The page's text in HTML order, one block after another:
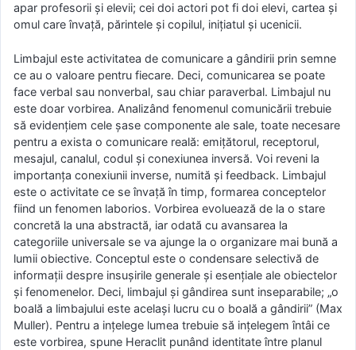
apar profesorii şi elevii; cei doi actori pot fi doi elevi, cartea şi
omul care învaţă, părintele şi copilul, iniţiatul şi ucenicii.
Limbajul este activitatea de comunicare a gândirii prin semne
ce au o valoare pentru fiecare. Deci, comunicarea se poate
face verbal sau nonverbal, sau chiar paraverbal. Limbajul nu
este doar vorbirea. Analizând fenomenul comunicării trebuie
să evidenţiem cele şase componente ale sale, toate necesare
pentru a exista o comunicare reală: emiţătorul, receptorul,
mesajul, canalul, codul şi conexiunea inversă. Voi reveni la
importanţa conexiunii inverse, numită şi feedback. Limbajul
este o activitate ce se învaţă în timp, formarea conceptelor
fiind un fenomen laborios. Vorbirea evoluează de la o stare
concretă la una abstractă, iar odată cu avansarea la
categoriile universale se va ajunge la o organizare mai bună a
lumii obiective. Conceptul este o condensare selectivă de
informaţii despre insuşirile generale şi esenţiale ale obiectelor
şi fenomenelor. Deci, limbajul şi gândirea sunt inseparabile; „o
boală a limbajului este acelaşi lucru cu o boală a gândirii” (Max
Muller). Pentru a inţelege lumea trebuie să inţelegem întâi ce
este vorbirea, spune Heraclit punând identitate între planul